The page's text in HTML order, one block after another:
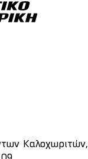
Καλοχωριτών,